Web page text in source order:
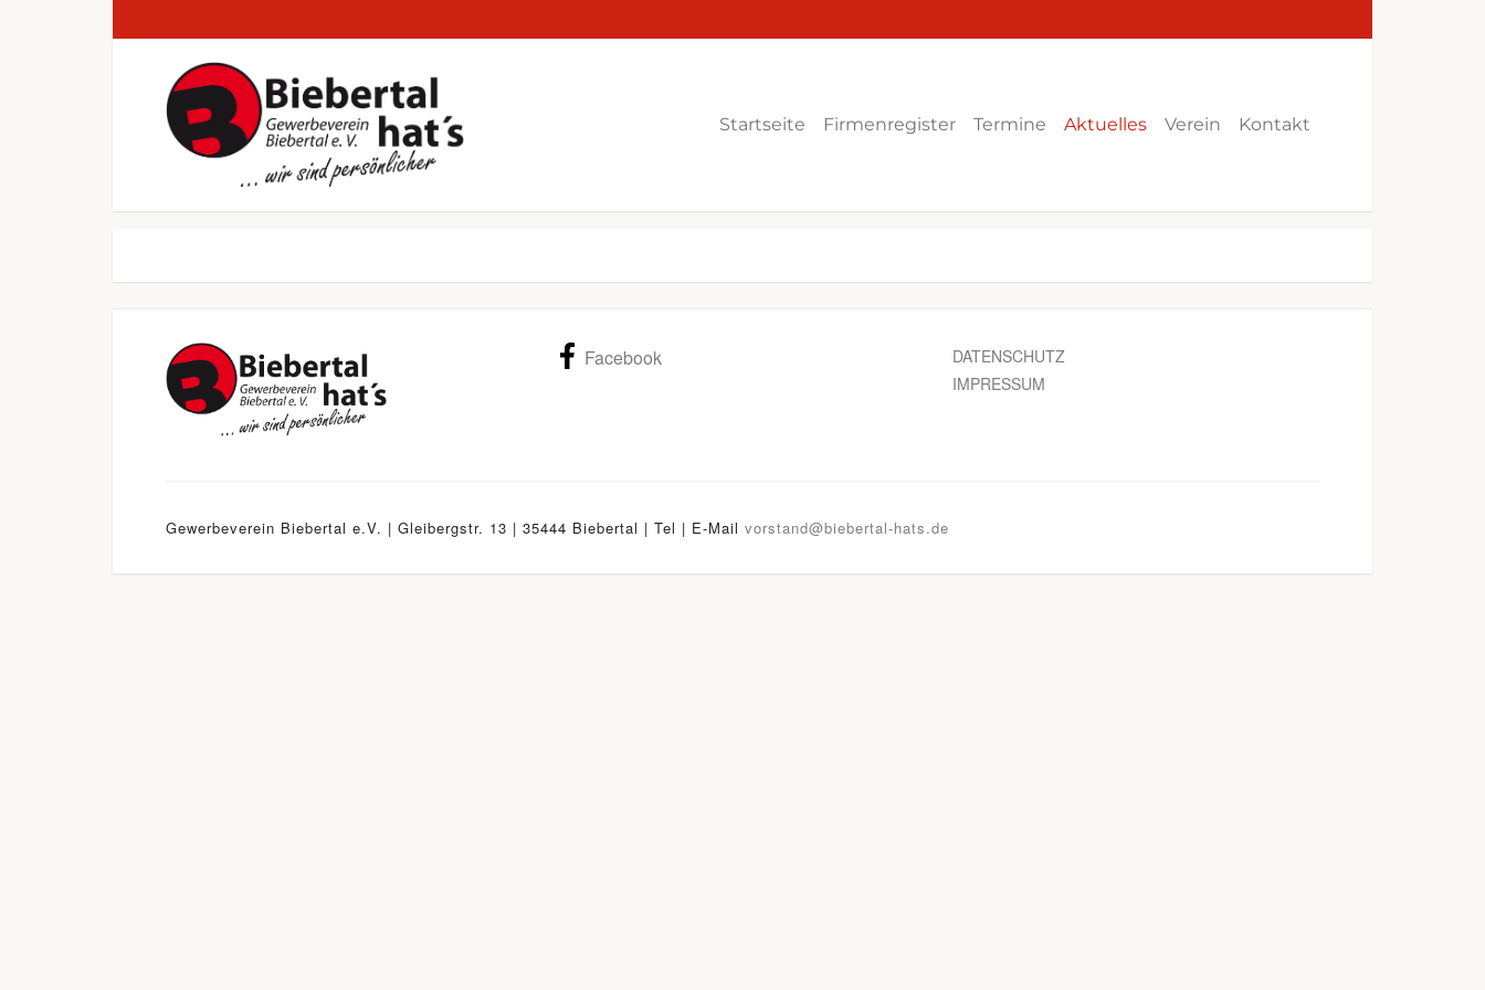
Startseite Firmenregister Termine Aktuelles Verein Kontakt
Facebook
DATENSCHUTZ
IMPRESSUM
Gewerbeverein Biebertal e.V. | Gleibergstr. 13 | 35444 Biebertal | Tel | E-Mail vorstand@biebertal-hats.de